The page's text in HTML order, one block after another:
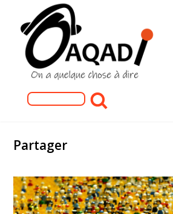
Formulaire de recherche
Rechercher
Partager
lego-1044891_1920.jpg